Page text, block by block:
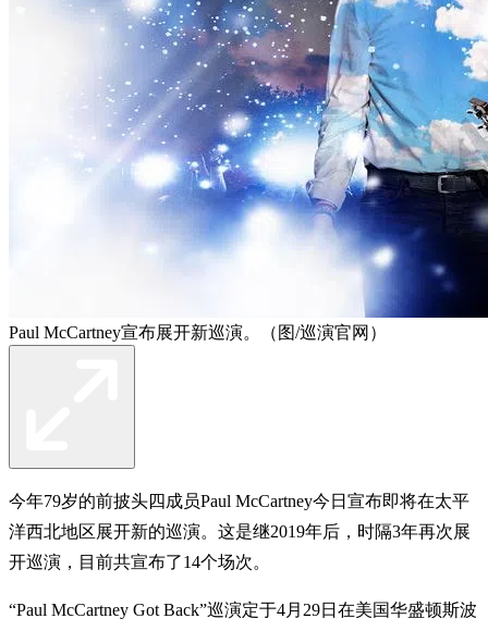
Paul McCartney宣布展开新巡演。（图/巡演官网）
今年79岁的前披头四成员Paul McCartney今日宣布即将在太平
洋西北地区展开新的巡演。这是继2019年后，时隔3年再次展
开巡演，目前共宣布了14个场次。
“Paul McCartney Got Back”巡演定于4月29日在美国华盛顿斯波